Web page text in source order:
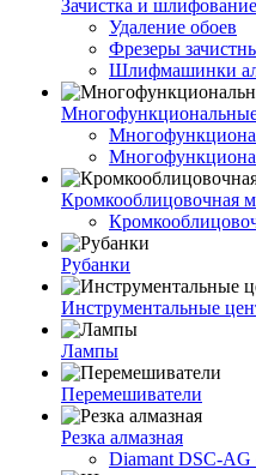
Зачистка и шлифование
Удаление обоев
Фрезеры
Шлифмашинки
Кромкооблицовочная
Рубанки
Инструментальные
Лампы
Перемешиватели
Резка алмазная
Diamant DSC-AG